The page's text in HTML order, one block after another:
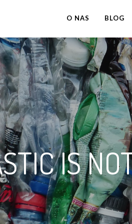
O NAS BLOG
IS